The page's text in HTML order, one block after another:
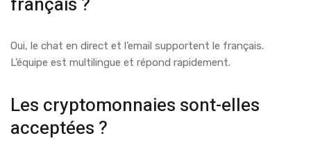
Oui, le chat en direct et l’email supportent le français.
L’équipe est multilingue et répond rapidement.
Les cryptomonnaies sont-elles
acceptées ?